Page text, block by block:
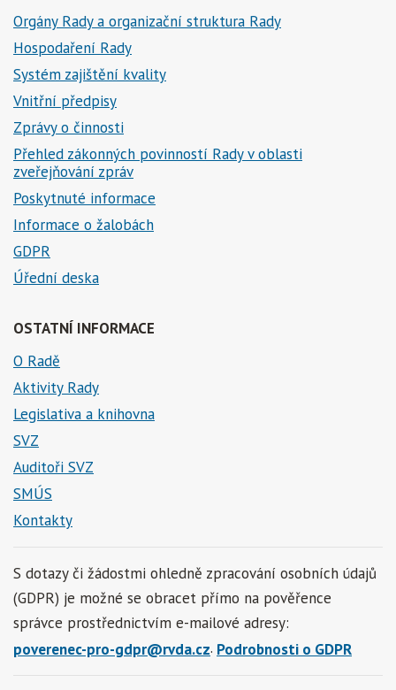
Orgány Rady a organizační struktura Rady
Hospodaření Rady
Systém zajištění kvality
Vnitřní předpisy
Zprávy o činnosti
Přehled zákonných povinností Rady v oblasti
zveřejňování zpráv
Poskytnuté informace
Informace o žalobách
GDPR
Úřední deska
OSTATNÍ INFORMACE
O Radě
Aktivity Rady
Legislativa a knihovna
SVZ
Auditoři SVZ
SMÚS
Kontakty
S dotazy či žádostmi ohledně zpracování osobních údajů
(GDPR) je možné se obracet přímo na pověřence
správce prostřednictvím e-mailové adresy:
poverenec-pro-gdpr@rvda.cz. Podrobnosti o GDPR